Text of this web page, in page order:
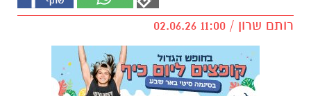
רותם שרון / 11:00 02.06.26